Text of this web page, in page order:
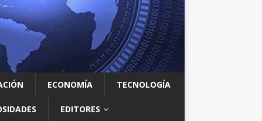
ECONOMÍA TECNOLOGÍA
EDITORES